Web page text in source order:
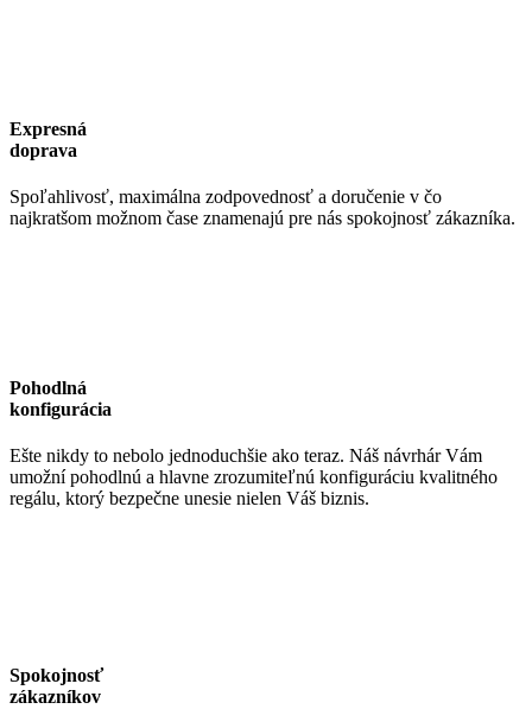
Expresná
doprava
Spoľahlivosť, maximálna zodpovednosť a doručenie v čo
najkratšom možnom čase znamenajú pre nás spokojnosť zákazníka.
Pohodlná
konfigurácia
Ešte nikdy to nebolo jednoduchšie ako teraz. Náš návrhár Vám
umožní pohodlnú a hlavne zrozumiteľnú konfiguráciu kvalitného
regálu, ktorý bezpečne unesie nielen Váš biznis.
Spokojnosť
zákazníkov